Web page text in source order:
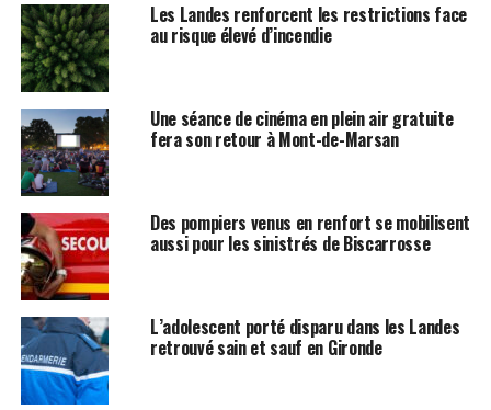
Les Landes renforcent les restrictions face
au risque élevé d’incendie
Une séance de cinéma en plein air gratuite
fera son retour à Mont-de-Marsan
Des pompiers venus en renfort se mobilisent
aussi pour les sinistrés de Biscarrosse
L’adolescent porté disparu dans les Landes
retrouvé sain et sauf en Gironde